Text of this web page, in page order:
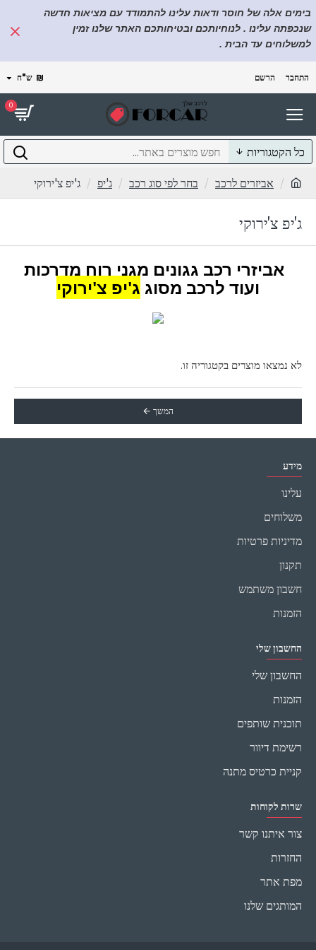
בימים אלה של חוסר ודאות עלינו להתמודד עם מציאות חדשה
שנכפתה עלינו . לנוחיותכם ובטיחותכם האתר שלנו זמין
למשלוחים עד הבית .
התחבר הרשם ₪ ש"ח
0
כל הקטגוריות
אביזרים לרכב בחר לפי סוג רכב ג'יפ ג'יפ צ'ירוקי
ג'יפ צ'ירוקי
אביזרי רכב גגונים מגני רוח מדרכות
ועוד לרכב מסוג ג'יפ צ'ירוקי
לא נמצאו מוצרים בקטגוריה זו.
המשך
מידע
עלינו
משלוחים
מדיניות פרטיות
תקנון
חשבון משתמש
הזמנות
החשבון שלי
החשבון שלי
הזמנות
תוכנית שותפים
רשימת דיוור
קניית כרטיס מתנה
שרות לקוחות
צור איתנו קשר
החזרות
מפת אתר
המותגים שלנו